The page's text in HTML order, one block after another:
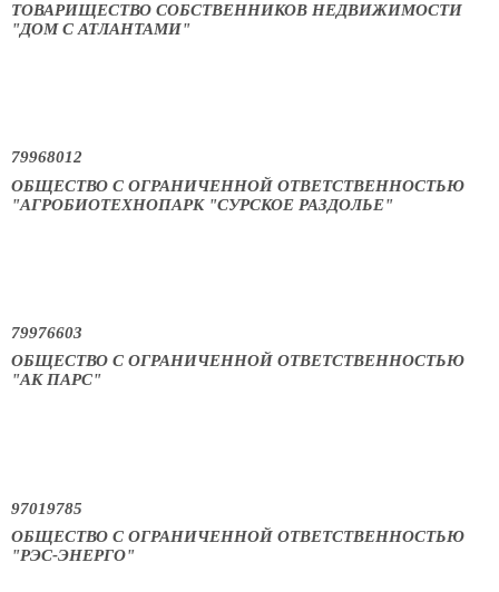
ТОВАРИЩЕСТВО СОБСТВЕННИКОВ НЕДВИЖИМОСТИ
"ДОМ С АТЛАНТАМИ"
79968012
ОБЩЕСТВО С ОГРАНИЧЕННОЙ ОТВЕТСТВЕННОСТЬЮ
"АГРОБИОТЕХНОПАРК "СУРСКОЕ РАЗДОЛЬЕ"
79976603
ОБЩЕСТВО С ОГРАНИЧЕННОЙ ОТВЕТСТВЕННОСТЬЮ
"АК ПАРС"
97019785
ОБЩЕСТВО С ОГРАНИЧЕННОЙ ОТВЕТСТВЕННОСТЬЮ
"РЭС-ЭНЕРГО"